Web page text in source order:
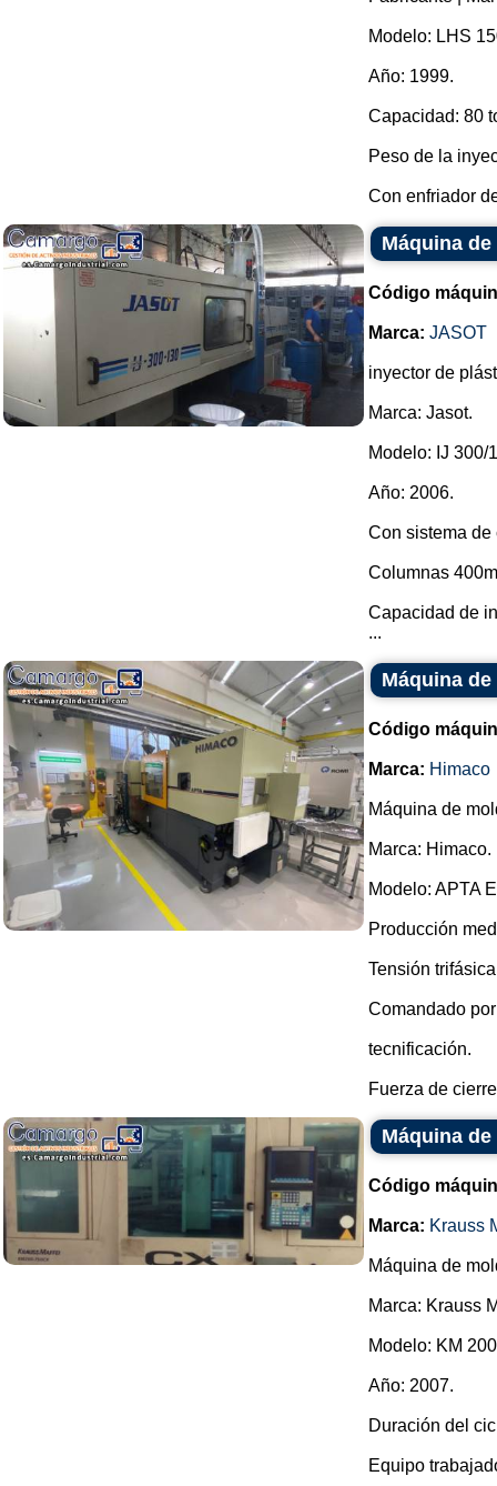
Modelo: LHS
Año: 1999.
Capacidad: 80
Peso de la
Con enfriador
Máquina
Código
Marca: JASOT
inyector de
Marca: Jasot.
Modelo: IJ 300/
Año: 2006.
Con sistema de
Columnas
Capacidad de
...
Máquina
Código
Marca: Himaco
Máquina de
Marca: Himaco.
Modelo: APTA
Producción
Tensión
Comandado
tecnificación.
Fuerza de
Máquina
Código
Marca: Krauss
Máquina de
Marca: Krauss
Modelo: KM
Año: 2007.
Duración del
Equipo